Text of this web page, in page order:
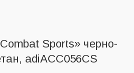
Sports» черно-
adiACC056CS